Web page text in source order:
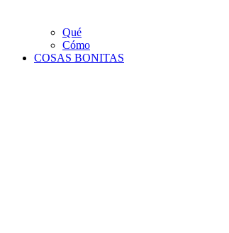
Qué
Cómo
COSAS BONITAS